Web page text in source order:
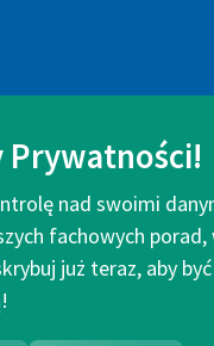
Prywatności!
nad swoimi
fachowych
już teraz, aby być